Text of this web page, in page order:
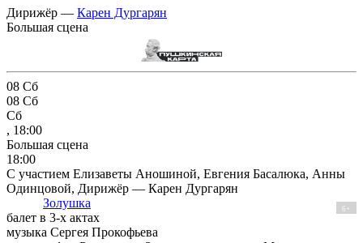
Дирижёр — Карен Дургарян
Большая сцена
08 Сб
08 Сб
Сб
, 18:00
Большая сцена
18:00
С участием Елизаветы Аношиной, Евгения Басалюка, Анны
Одинцовой, Дирижёр — Карен Дургарян
Золушка
6+
балет в 3-х актах
музыка Сергея Прокофьева